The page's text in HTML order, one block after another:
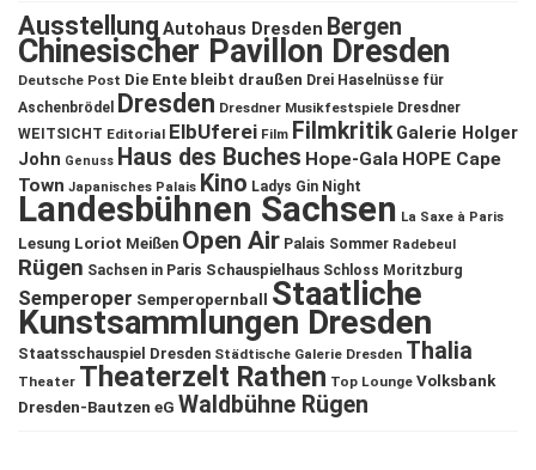
Ausstellung Autohaus Dresden Bergen
Chinesischer Pavillon Dresden
Deutsche Post Die Ente bleibt draußen Drei Haselnüsse für
Aschenbrödel
Dresden Dresdner Musikfestspiele Dresdner
WEITSICHT Editorial ElbUferei Film Filmkritik Galerie Holger
John Genuss Haus des Buches Hope-Gala HOPE Cape
Town Japanisches Palais Kino Ladys Gin Night
Landesbühnen Sachsen La Saxe à Paris
Lesung Loriot Meißen Open Air Palais Sommer Radebeul
Rügen Sachsen in Paris Schauspielhaus Schloss Moritzburg
Semperoper Semperopernball Staatliche
Kunstsammlungen Dresden
Staatsschauspiel Dresden Städtische Galerie Dresden Thalia
Theater Theaterzelt Rathen Top Lounge Volksbank
Dresden-Bautzen eG Waldbühne Rügen